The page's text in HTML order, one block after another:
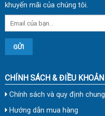
khuyến mãi của chúng tôi.
CHÍNH SÁCH & ĐIỀU KHOẢN
Chính sách và quy định chung
Hướng dẫn mua hàng